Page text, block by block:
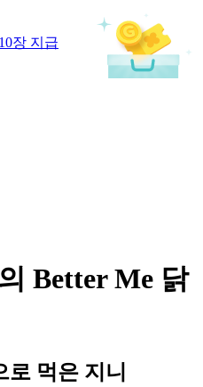
장 지급
Better Me 닭
먹은 지니